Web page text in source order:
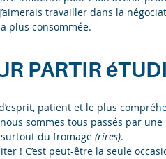
travailler dans la
plus consommée.
PARTIR
patient et le plus
sommes tous passés par
du fromage (rires).
! C’est peut-être la seule